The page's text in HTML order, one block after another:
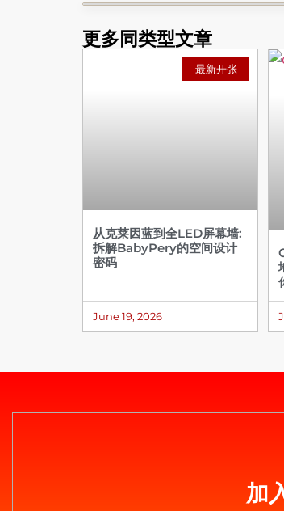
更多同类型文章
最新开张
从克莱因蓝到全LED屏幕墙:
拆解BabyPery的空间设计
密码
June 19, 2026
加